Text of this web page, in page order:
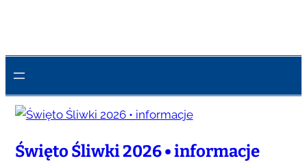
Święto Śliwki 2026 • informacje